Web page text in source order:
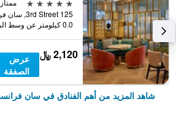
ممتاز 8.4
0.0 كيلومتر عن وسط المدينة
2,120 ﷼
عرض
الصفقة
شاهد المزيد من أهم الفنادق في سان